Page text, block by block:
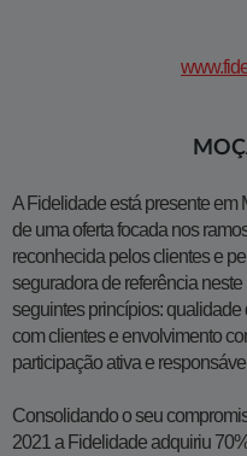
A Fidelidade está presente
de uma oferta focada nos
reconhecida pelos clientes e
seguradora de referência
seguintes princípios:
com clientes e envolvimento
participação ativa e
Consolidando o seu
2021 a Fidelidade adquiriu